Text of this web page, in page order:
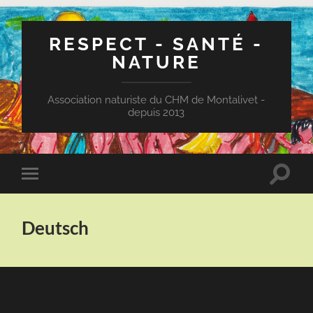
RESPECT - SANTÉ -
NATURE
Association naturiste du CHM de Montalivet -
depuis 2013
Toggle
mobile
Toggle
Deutsch